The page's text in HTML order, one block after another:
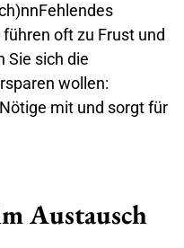
oft zu Frust und
Sie sich die
wollen:
mit und sorgt für
Austausch